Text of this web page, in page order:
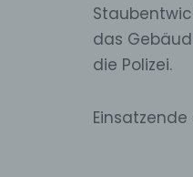
das
die Polizei.
Einsatzende